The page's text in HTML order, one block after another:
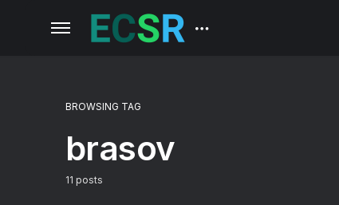
BROWSING TAG
brasov
11 posts